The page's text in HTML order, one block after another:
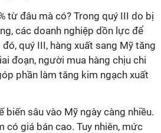
từ đâu mà có? Trong quý III do bị
các doanh nghiệp dồn lực để
quý III, hàng xuất sang Mỹ tăng
đoạn, người mua hàng chịu chi
phần làm tăng kim ngạch xuất
biến sâu vào Mỹ ngày càng nhiều.
có giá bán cao. Tuy nhiên, mức